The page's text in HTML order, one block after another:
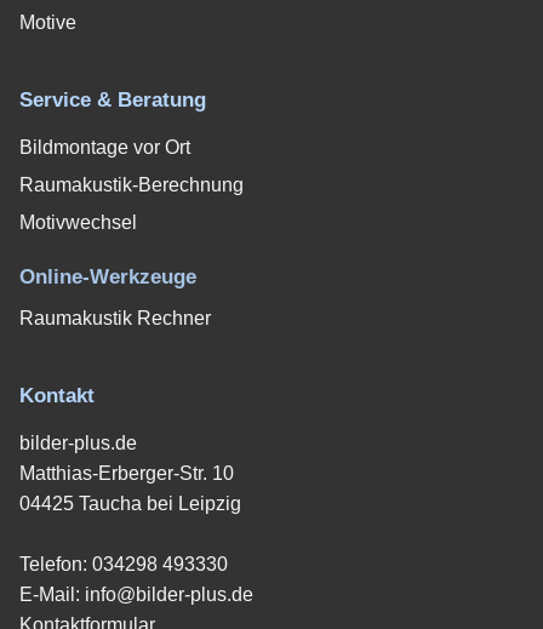
Motive
Service & Beratung
Bildmontage vor Ort
Raumakustik-Berechnung
Motivwechsel
Online-Werkzeuge
Raumakustik Rechner
Kontakt
bilder-plus.de
Matthias-Erberger-Str. 10
04425 Taucha bei Leipzig
Telefon: 034298 493330
E-Mail: info@bilder-plus.de
Kontaktformular